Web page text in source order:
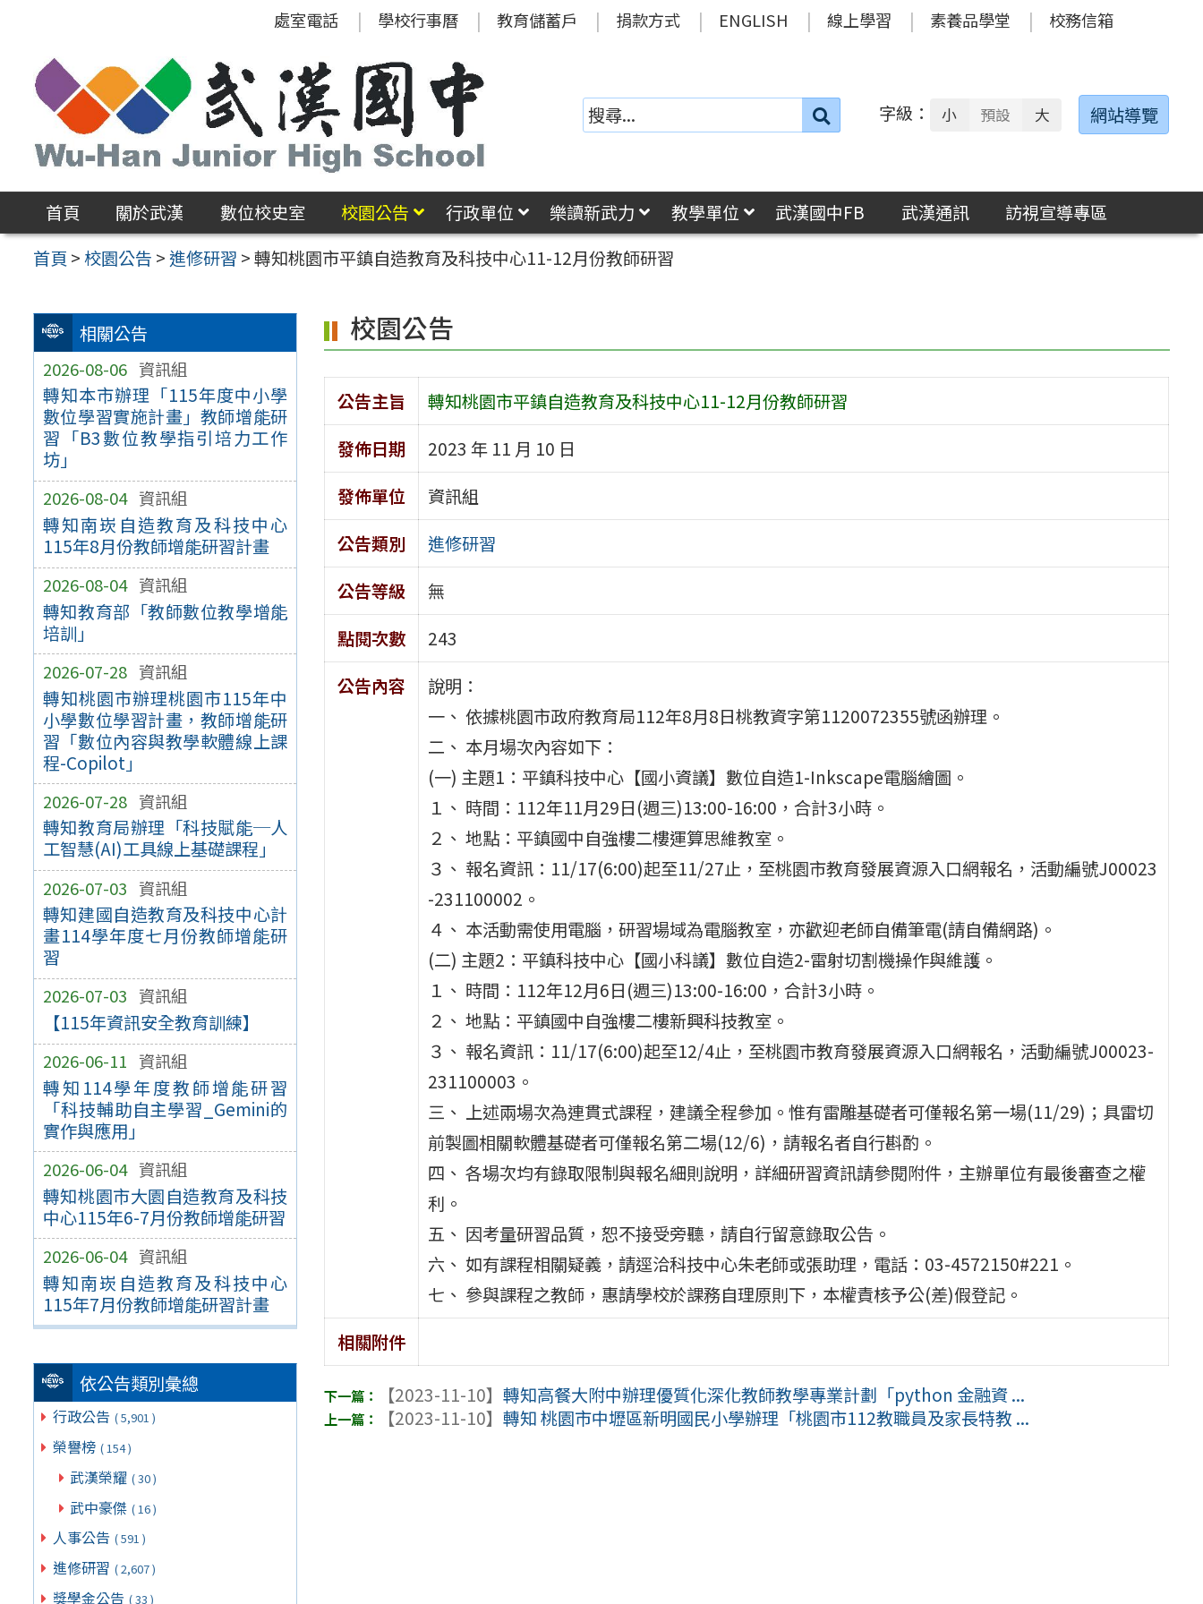
區
處室電話 學校行事曆 教育儲蓄戶 捐款方式 ENGLISH 線上學習 素養品學堂 校務信箱
搜
字級： 小 預設 大 網站導覽
首頁 關於武漢 數位校史室 校園公告 行政單位 樂讀新武力 教學單位 武漢國中FB 武漢通訊
訪視宣導專區
首頁 >校園公告 >進修研習 >轉知桃園市平鎮自造教育及科技中心11-12月份教師研習
相關公告
2026-08-06 資訊組
轉知本市辦理「115年度中小學
數位學習實施計畫」教師增能研
習「B3數位教學指引培力工作
坊」
2026-08-04 資訊組
轉知南崁自造教育及科技中心
115年8月份教師增能研習計畫
2026-08-04 資訊組
轉知教育部「教師數位教學增能
培訓」
2026-07-28 資訊組
轉知桃園市辦理桃園市115年中
小學數位學習計畫，教師增能研
習「數位內容與教學軟體線上課
程-Copilot」
2026-07-28 資訊組
轉知教育局辦理「科技賦能─人
工智慧(AI)工具線上基礎課程」
2026-07-03 資訊組
轉知建國自造教育及科技中心計
畫114學年度七月份教師增能研
習
2026-07-03 資訊組
【115年資訊安全教育訓練】
2026-06-11 資訊組
轉知114學年度教師增能研習
「科技輔助自主學習_Gemini的
實作與應用」
2026-06-04 資訊組
轉知桃園市大園自造教育及科技
中心115年6-7月份教師增能研習
2026-06-04 資訊組
轉知南崁自造教育及科技中心
115年7月份教師增能研習計畫
依公告類別彙總
行政公告 ( 5,901 )
榮譽榜 ( 154 )
武漢榮耀 ( 30 )
武中豪傑 ( 16 )
人事公告 ( 591 )
進修研習 ( 2,607 )
獎學金公告 ( 33 )
校園公告
公告主旨
轉知桃園市平鎮自造教育及科技中心11-12月份教師研習
發佈日期
2023 年 11 月 10 日
發佈單位
資訊組
公告類別
進修研習
公告等級
無
點閱次數
243
公告內容
說明：
一、 依據桃園市政府教育局112年8月8日桃教資字第1120072355號函辦理。
二、 本月場次內容如下：
(一) 主題1：平鎮科技中心【國小資議】數位自造1-Inkscape電腦繪圖。
１、 時間：112年11月29日(週三)13:00-16:00，合計3小時。
２、 地點：平鎮國中自強樓二樓運算思維教室。
３、 報名資訊：11/17(6:00)起至11/27止，至桃園市教育發展資源入口網報名，活動編號J00023
-231100002。
４、 本活動需使用電腦，研習場域為電腦教室，亦歡迎老師自備筆電(請自備網路)。
(二) 主題2：平鎮科技中心【國小科議】數位自造2-雷射切割機操作與維護。
１、 時間：112年12月6日(週三)13:00-16:00，合計3小時。
２、 地點：平鎮國中自強樓二樓新興科技教室。
３、 報名資訊：11/17(6:00)起至12/4止，至桃園市教育發展資源入口網報名，活動編號J00023-
231100003。
三、 上述兩場次為連貫式課程，建議全程參加。惟有雷雕基礎者可僅報名第一場(11/29)；具雷切
前製圖相關軟體基礎者可僅報名第二場(12/6)，請報名者自行斟酌。
四、 各場次均有錄取限制與報名細則說明，詳細研習資訊請參閱附件，主辦單位有最後審查之權
利。
五、 因考量研習品質，恕不接受旁聽，請自行留意錄取公告。
六、 如有課程相關疑義，請逕洽科技中心朱老師或張助理，電話：03-4572150#221。
七、 參與課程之教師，惠請學校於課務自理原則下，本權責核予公(差)假登記。
相關附件
【2023-11-10】轉知高餐大附中辦理優質化深化教師教學專業計劃「python 金融資 ...
【2023-11-10】轉知 桃園市中壢區新明國民小學辦理「桃園市112教職員及家長特教 ...